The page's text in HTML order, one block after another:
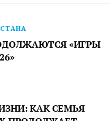
«ИГРЫ
КАК СЕМЬЯ